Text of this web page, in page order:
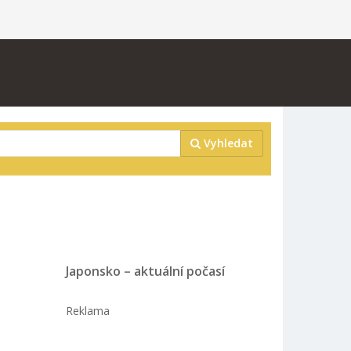
Vyhledat
Japonsko – aktuální počasí
Reklama